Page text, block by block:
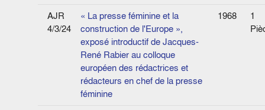
AJR
4/3/24
« La presse féminine et la
construction de l'Europe »,
exposé introductif de Jacques-
René Rabier au colloque
européen des rédactrices et
rédacteurs en chef de la presse
féminine
1968
1